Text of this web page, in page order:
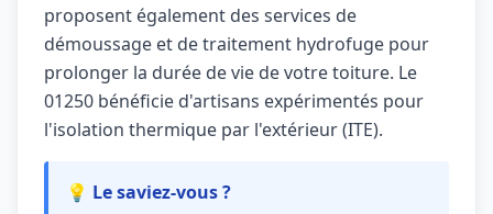
proposent également des services de
démoussage et de traitement hydrofuge pour
prolonger la durée de vie de votre toiture. Le
01250 bénéficie d'artisans expérimentés pour
l'isolation thermique par l'extérieur (ITE).
💡 Le saviez-vous ?